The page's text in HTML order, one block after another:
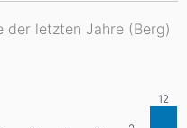
der letzten Jahre (Berg)